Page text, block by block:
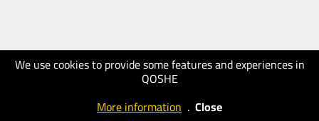
We use cookies to provide some features and experiences in
QOSHE
More information . Close